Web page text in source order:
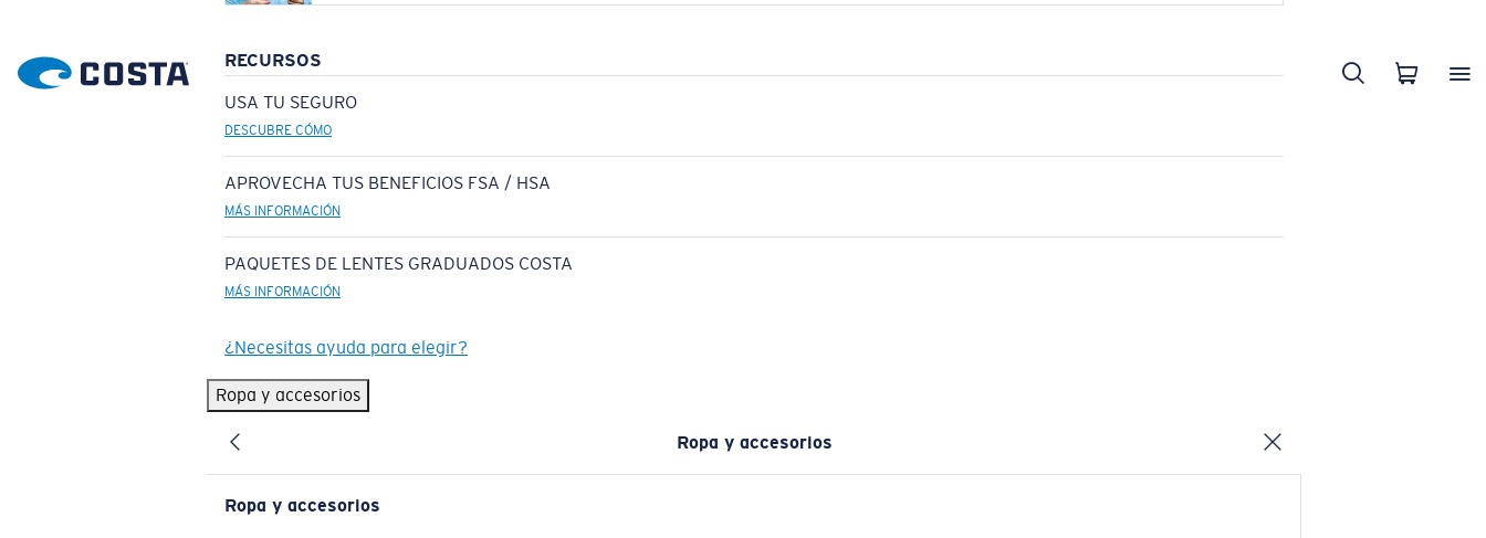
RECURSOS
USA TU SEGURO
DESCUBRE CÓMO
APROVECHA TUS BENEFICIOS FSA / HSA
MÁS INFORMACIÓN
PAQUETES DE LENTES GRADUADOS COSTA
MÁS INFORMACIÓN
¿Necesitas ayuda para elegir?
Ropa y accesorios
Ropa y accesorios
Ropa y accesorios